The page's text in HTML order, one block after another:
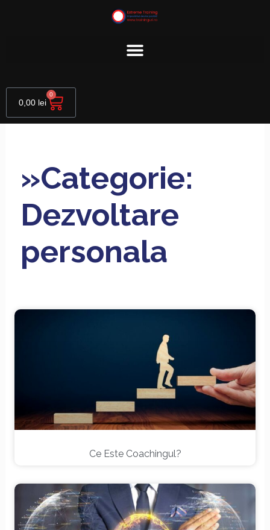
0,00 lei
0
Cart
»Categorie:
Dezvoltare
personala
Ce Este Coachingul?